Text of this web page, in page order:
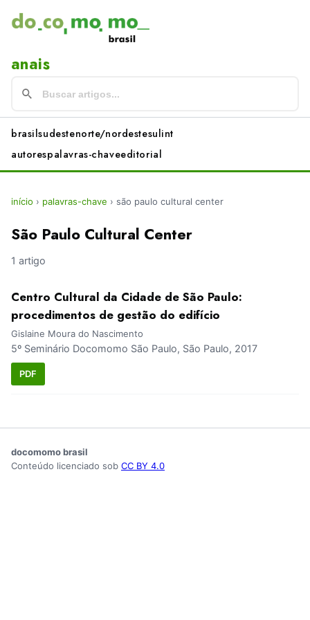
anais
brasilsudestenorte/nordestesulint
autorespalavras-chaveeditorial
início › palavras-chave › são paulo cultural center
São Paulo Cultural Center
1 artigo
Centro Cultural da Cidade de São Paulo:
procedimentos de gestão do edifício
Gislaine Moura do Nascimento
5º Seminário Docomomo São Paulo, São Paulo, 2017
PDF
docomomo brasil
Conteúdo licenciado sob CC BY 4.0